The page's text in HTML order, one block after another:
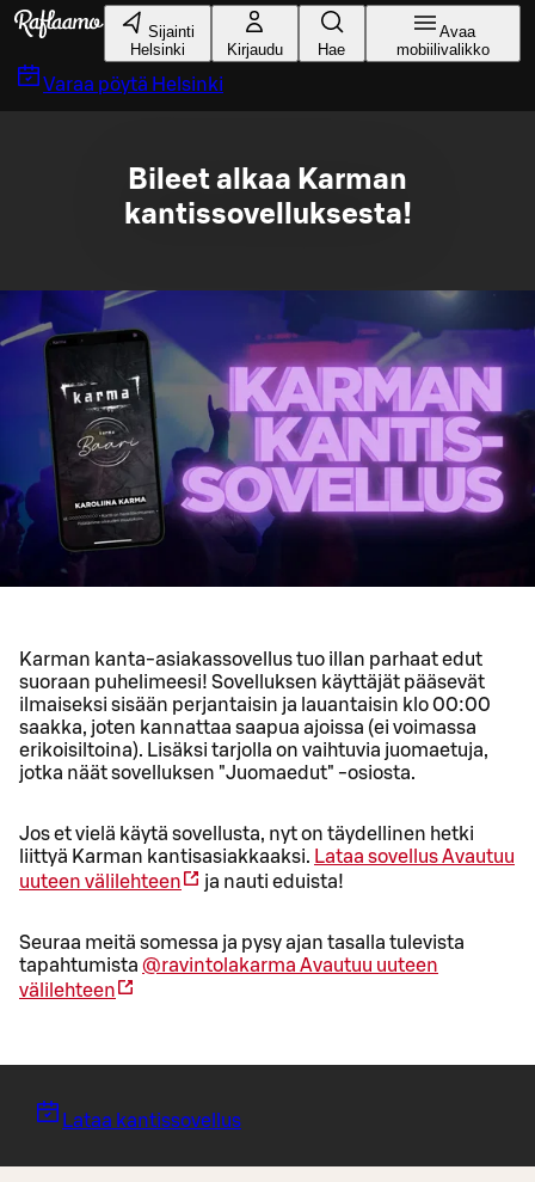
Siirry pääsisältöön
Sijainti
Helsinki
Kirjaudu Hae
Avaa
mobiilivalikko
Varaa pöytä Helsinki
Bileet alkaa Karman
kantissovelluksesta!
Karman kanta-asiakassovellus tuo illan parhaat edut
suoraan puhelimeesi! Sovelluksen käyttäjät pääsevät
ilmaiseksi sisään perjantaisin ja lauantaisin klo 00:00
saakka, joten kannattaa saapua ajoissa (ei voimassa
erikoisiltoina). Lisäksi tarjolla on vaihtuvia juomaetuja,
jotka näät sovelluksen "Juomaedut" -osiosta.
Jos et vielä käytä sovellusta, nyt on täydellinen hetki
liittyä Karman kantisasiakkaaksi. Lataa sovellusAvautuu
uuteen välilehteen
ja nauti eduista!
Seuraa meitä somessa ja pysy ajan tasalla tulevista
tapahtumista @ravintolakarma Avautuu uuteen
välilehteen
Lataa kantissovellus